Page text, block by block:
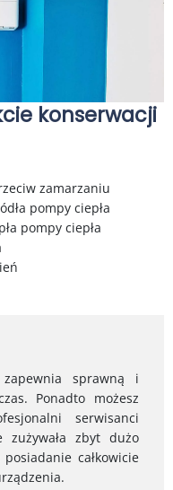
konserwacji
zamarzaniu
pompy ciepła
pompy ciepła
sprawną i
Ponadto możesz
serwisanci
zbyt dużo
całkowicie